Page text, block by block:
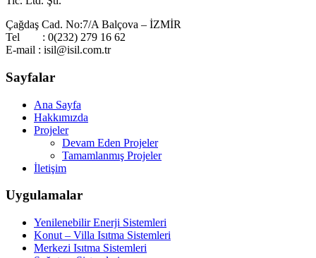
Çağdaş Cad. No:7/A Balçova – İZMİR
Tel : 0(232) 279 16 62
E-mail : isil@isil.com.tr
Sayfalar
Ana Sayfa
Hakkımızda
Projeler
Devam Eden Projeler
Tamamlanmış Projeler
İletişim
Uygulamalar
Yenilenebilir Enerji Sistemleri
Konut – Villa Isıtma Sistemleri
Merkezi Isıtma Sistemleri